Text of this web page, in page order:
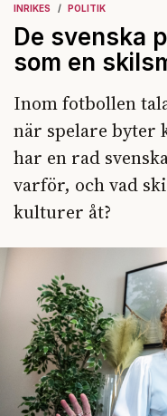
INRIKES POLITIK
De svenska
som en
Inom fotbollen
när spelare byter
har en rad
varför, och vad
kulturer åt?